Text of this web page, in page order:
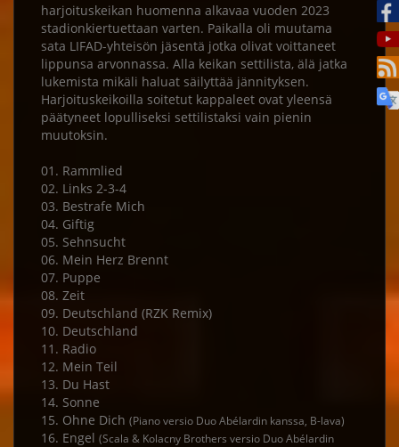
harjoituskeikan huomenna alkavaa vuoden 2023
stadionkiertuettaan varten. Paikalla oli muutama
sata LIFAD-yhteisön jäsentä jotka olivat voittaneet
lippunsa arvonnassa. Alla keikan settilista, älä jatka
lukemista mikäli haluat säilyttää jännityksen.
Harjoituskeikoilla soitetut kappaleet ovat yleensä
päätyneet lopulliseksi settilistaksi vain pienin
muutoksin.
01. Rammlied
02. Links 2-3-4
03. Bestrafe Mich
04. Giftig
05. Sehnsucht
06. Mein Herz Brennt
07. Puppe
08. Zeit
09. Deutschland (RZK Remix)
10. Deutschland
11. Radio
12. Mein Teil
13. Du Hast
14. Sonne
15. Ohne Dich (Piano versio Duo Abélardin kanssa, B-lava)
16. Engel (Scala & Kolacny Brothers versio Duo Abélardin